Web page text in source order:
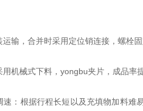
输，合并时采用定位销连接，螺栓固
机械式下料，yongbu夹片，成品率
速：根据行程长短以及充填物加料难